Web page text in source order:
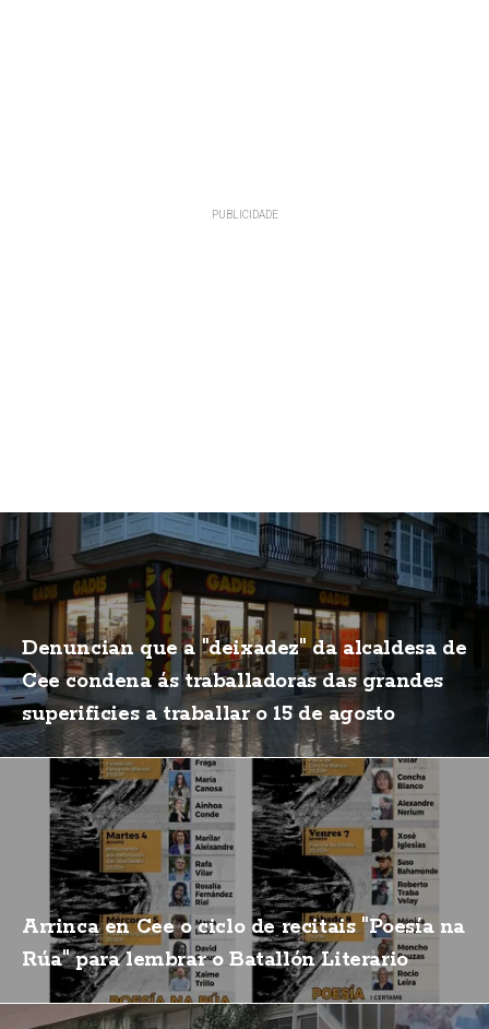
Denuncian que a "deixadez" da alcaldesa de
Cee condena ás traballadoras das grandes
superificies a traballar o 15 de agosto
Arrinca en Cee o ciclo de recitais "Poesía na
Rúa" para lembrar o Batallón Literario